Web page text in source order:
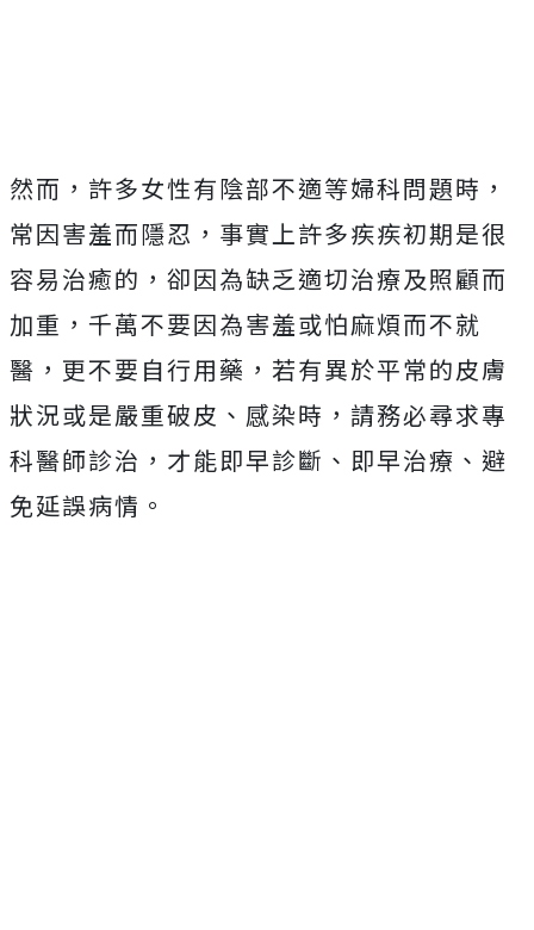
然而，許多女性有陰部不適等婦科問題時，
常因害羞而隱忍，事實上許多疾疾初期是很
容易治癒的，卻因為缺乏適切治療及照顧而
加重，千萬不要因為害羞或怕麻煩而不就
醫，更不要自行用藥，若有異於平常的皮膚
狀況或是嚴重破皮、感染時，請務必尋求專
科醫師診治，才能即早診斷、即早治療、避
免延誤病情。